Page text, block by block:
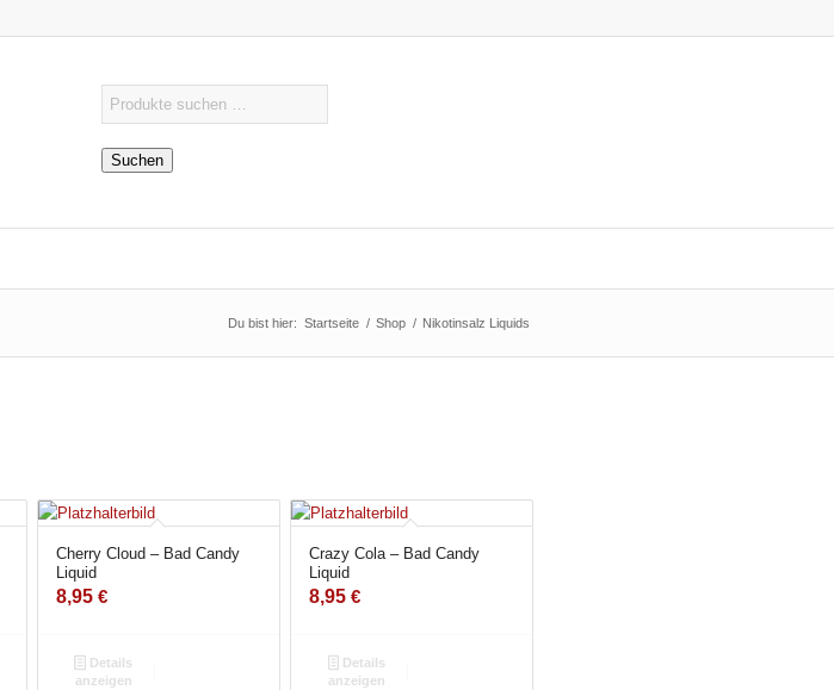
Suchen
Du bist hier: Startseite / Shop / Nikotinsalz Liquids
Cherry Cloud – Bad Candy
Liquid
8,95€
Details
anzeigen
Crazy Cola – Bad Candy
Liquid
8,95€
Details
anzeigen